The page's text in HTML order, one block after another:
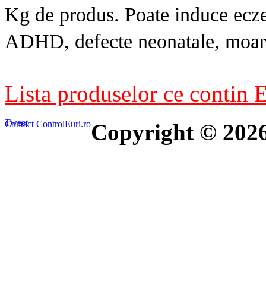
Kg de produs. Poate induce
ADHD, defecte neonatale,
Lista produselor ce contin
Tweet
Contact ControlEuri.roCopyright ©